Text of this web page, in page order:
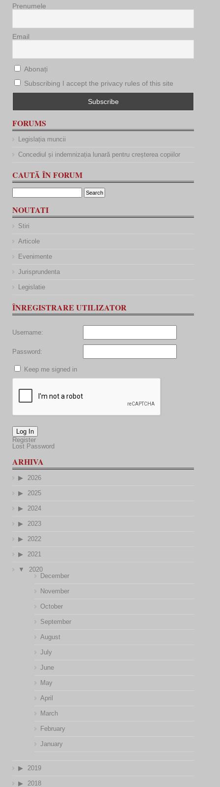
Prenumele
Email
Abonați
Subscribing I accept the privacy rules of this site
FORUMS
Legislația muncii
Concediul și indemnizația lunară pentru creșterea copiilor
CAUTĂ ÎN FORUM
NOUTATI
Stiri
Articole
Evenimente
Jurisprundenta
Legislatie
ÎNREGISTRARE UTILIZATOR
Username:
Password:
Keep me signed in
Log In
Register
Lost Password
ARHIVA
2026
2025
2024
2023
2022
2021
2020
December
November
October
September
August
July
June
May
April
March
February
January
2019
2018